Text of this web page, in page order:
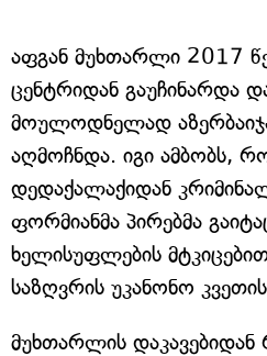
აფგან მუხთარლი 2017
ცენტრიდან გაუჩინარდა
მოულოდნელად
აღმოჩნდა. იგი ამბობს,
დედაქალაქიდან
ფორმიანმა პირებმა
ხელისუფლების
საზღვრის უკანონო
მუხთარლის დაკავებიდან